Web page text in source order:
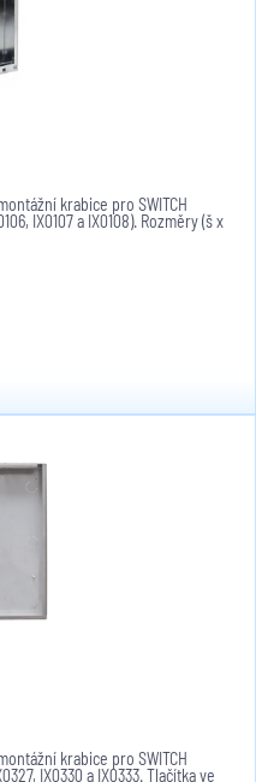
krabice pro SWITCH
IX0107 a IX0108). Rozměry (š x
krabice pro SWITCH
IX0330 a IX0333. Tlačítka ve